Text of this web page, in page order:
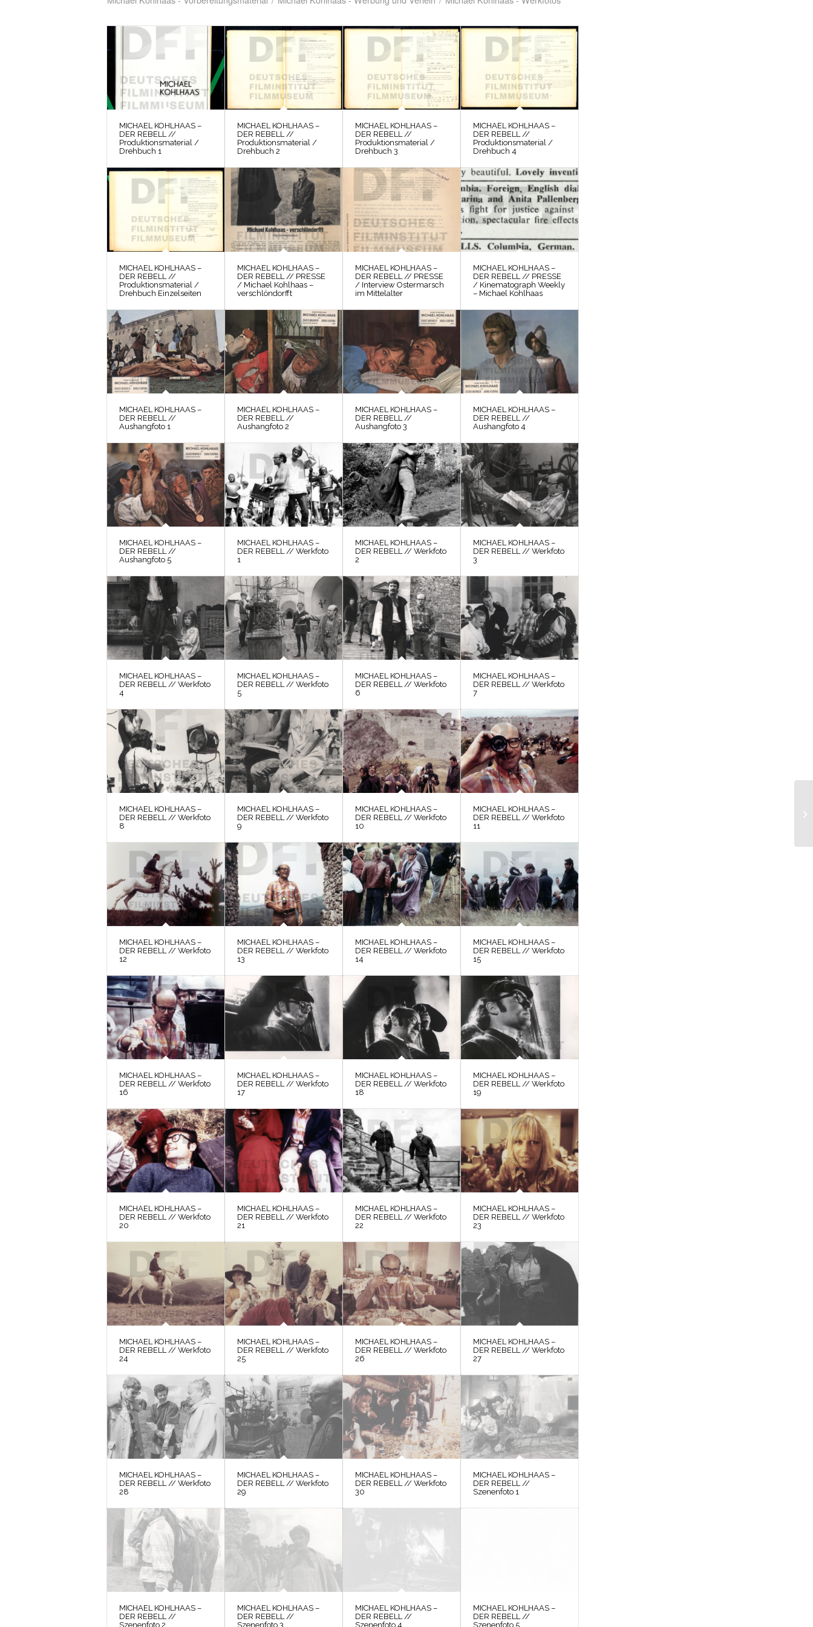
MICHAEL KOHLHAAS –
DER REBELL //
Produktionsmaterial /
Drehbuch 1
MICHAEL KOHLHAAS –
DER REBELL //
Produktionsmaterial /
Drehbuch 2
MICHAEL KOHLHAAS –
DER REBELL //
Produktionsmaterial /
Drehbuch 3
MICHAEL KOHLHAAS –
DER REBELL //
Produktionsmaterial /
Drehbuch 4
MICHAEL KOHLHAAS –
DER REBELL //
Produktionsmaterial /
Drehbuch Einzelseiten
MICHAEL KOHLHAAS –
DER REBELL // PRESSE
/ Michael Kohlhaas –
verschlöndorfft
MICHAEL KOHLHAAS –
DER REBELL // PRESSE
/ Interview Ostermarsch
im Mittelalter
MICHAEL KOHLHAAS –
DER REBELL // PRESSE
/ Kinematograph Weekly
– Michael Kohlhaas
MICHAEL KOHLHAAS –
DER REBELL //
Aushangfoto 1
MICHAEL KOHLHAAS –
DER REBELL //
Aushangfoto 2
MICHAEL KOHLHAAS –
DER REBELL //
Aushangfoto 3
MICHAEL KOHLHAAS –
DER REBELL //
Aushangfoto 4
MICHAEL KOHLHAAS –
DER REBELL //
Aushangfoto 5
MICHAEL KOHLHAAS –
DER REBELL // Werkfoto
1
MICHAEL KOHLHAAS –
DER REBELL // Werkfoto
2
MICHAEL KOHLHAAS –
DER REBELL // Werkfoto
3
MICHAEL KOHLHAAS –
DER REBELL // Werkfoto
4
MICHAEL KOHLHAAS –
DER REBELL // Werkfoto
5
MICHAEL KOHLHAAS –
DER REBELL // Werkfoto
6
MICHAEL KOHLHAAS –
DER REBELL // Werkfoto
7
MICHAEL KOHLHAAS –
DER REBELL // Werkfoto
8
MICHAEL KOHLHAAS –
DER REBELL // Werkfoto
9
MICHAEL KOHLHAAS –
DER REBELL // Werkfoto
10
MICHAEL KOHLHAAS –
DER REBELL // Werkfoto
11
MICHAEL KOHLHAAS –
DER REBELL // Werkfoto
12
MICHAEL KOHLHAAS –
DER REBELL // Werkfoto
13
MICHAEL KOHLHAAS –
DER REBELL // Werkfoto
14
MICHAEL KOHLHAAS –
DER REBELL // Werkfoto
15
MICHAEL KOHLHAAS –
DER REBELL // Werkfoto
16
MICHAEL KOHLHAAS –
DER REBELL // Werkfoto
17
MICHAEL KOHLHAAS –
DER REBELL // Werkfoto
18
MICHAEL KOHLHAAS –
DER REBELL // Werkfoto
19
MICHAEL KOHLHAAS –
DER REBELL // Werkfoto
20
MICHAEL KOHLHAAS –
DER REBELL // Werkfoto
21
MICHAEL KOHLHAAS –
DER REBELL // Werkfoto
22
MICHAEL KOHLHAAS –
DER REBELL // Werkfoto
23
MICHAEL KOHLHAAS –
DER REBELL // Werkfoto
24
MICHAEL KOHLHAAS –
DER REBELL // Werkfoto
25
MICHAEL KOHLHAAS –
DER REBELL // Werkfoto
26
MICHAEL KOHLHAAS –
DER REBELL // Werkfoto
27
MICHAEL KOHLHAAS –
DER REBELL // Werkfoto
28
MICHAEL KOHLHAAS –
DER REBELL // Werkfoto
29
MICHAEL KOHLHAAS –
DER REBELL // Werkfoto
30
MICHAEL KOHLHAAS –
DER REBELL //
Szenenfoto 1
MICHAEL KOHLHAAS –
DER REBELL //
Szenenfoto 2
MICHAEL KOHLHAAS –
DER REBELL //
Szenenfoto 3
MICHAEL KOHLHAAS –
DER REBELL //
Szenenfoto 4
MICHAEL KOHLHAAS –
DER REBELL //
Szenenfoto 5